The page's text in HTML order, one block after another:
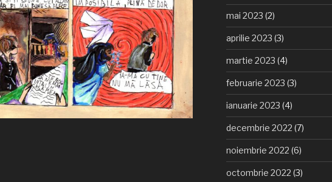
mai 2023 (2)
aprilie 2023 (3)
martie 2023 (4)
februarie 2023 (3)
ianuarie 2023 (4)
decembrie 2022 (7)
noiembrie 2022 (6)
octombrie 2022 (3)